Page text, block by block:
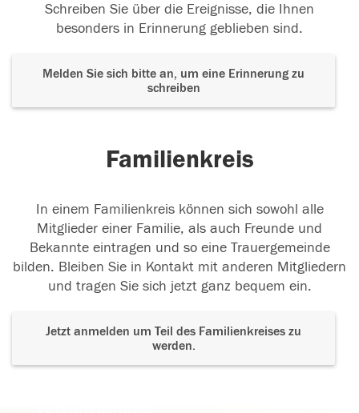
Schreiben Sie über die Ereignisse, die Ihnen
besonders in Erinnerung geblieben sind.
Melden Sie sich bitte an, um eine Erinnerung zu
schreiben
Familienkreis
In einem Familienkreis können sich sowohl alle
Mitglieder einer Familie, als auch Freunde und
Bekannte eintragen und so eine Trauergemeinde
bilden. Bleiben Sie in Kontakt mit anderen Mitgliedern
und tragen Sie sich jetzt ganz bequem ein.
Jetzt anmelden um Teil des Familienkreises zu
werden.